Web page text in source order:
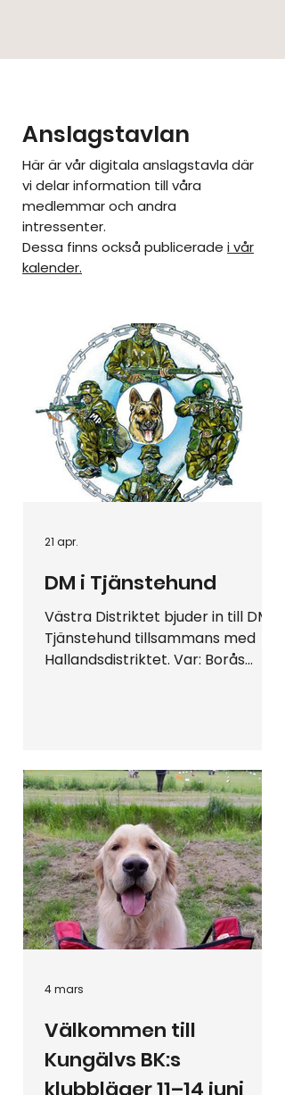
Anslagstavlan
Här är vår digitala anslagstavla där
vi delar information till våra
medlemmar och andra
intressenter.
Dessa finns också publicerade i vår
kalender.
DM i Tjänstehund
Västra Distriktet bjuder in till DM i
Tjänstehund tillsammans med
Hallandsdistriktet. Var: Borås
21 apr.
Välkommen till
Kungälvs BK:s
klubbläger 11–14 juni
4 mars